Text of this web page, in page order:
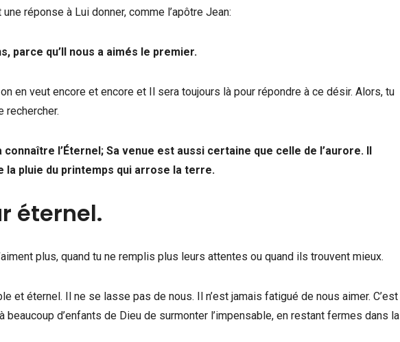
réponse à Lui donner, comme l’apôtre Jean:
parce qu’Il nous a aimés le premier.
en veut encore et encore et Il sera toujours là pour répondre à ce désir. Alors, tu
rechercher.
l’Éternel; Sa venue est aussi certaine que celle de l’aurore. Il
la pluie du printemps qui arrose la terre.
éternel.
plus, quand tu ne remplis plus leurs attentes ou quand ils trouvent mieux.
et éternel. Il ne se lasse pas de nous. Il n’est jamais fatigué de nous aimer. C’est
d’enfants de Dieu de surmonter l’impensable, en restant fermes dans la